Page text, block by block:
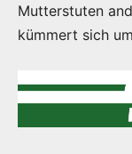
Mutterstuten
kümmert sich